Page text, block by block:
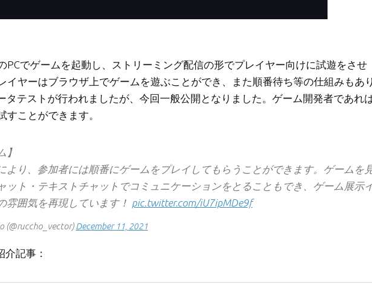
PCでゲームを起動し、ストリーミング配信の形でプレイヤー向けに試遊をさせ
イヤーはブラウザ上でゲームを遊ぶことができ、また順番待ち等の仕組みもあ
タテストが行われましたが、今回一般公開となりました。ゲーム開発者であれ
すことができます。
】
より、参加者には順番にゲームをプレイしてもらうことができます。ゲームを
ット・テキストチャットでコミュニケーションをとることもでき、ゲーム展示
雰囲気を再現しています！ pic.twitter.com/iU7ipMDe9f
(@ruccho_vector)December 11, 2021
記事：